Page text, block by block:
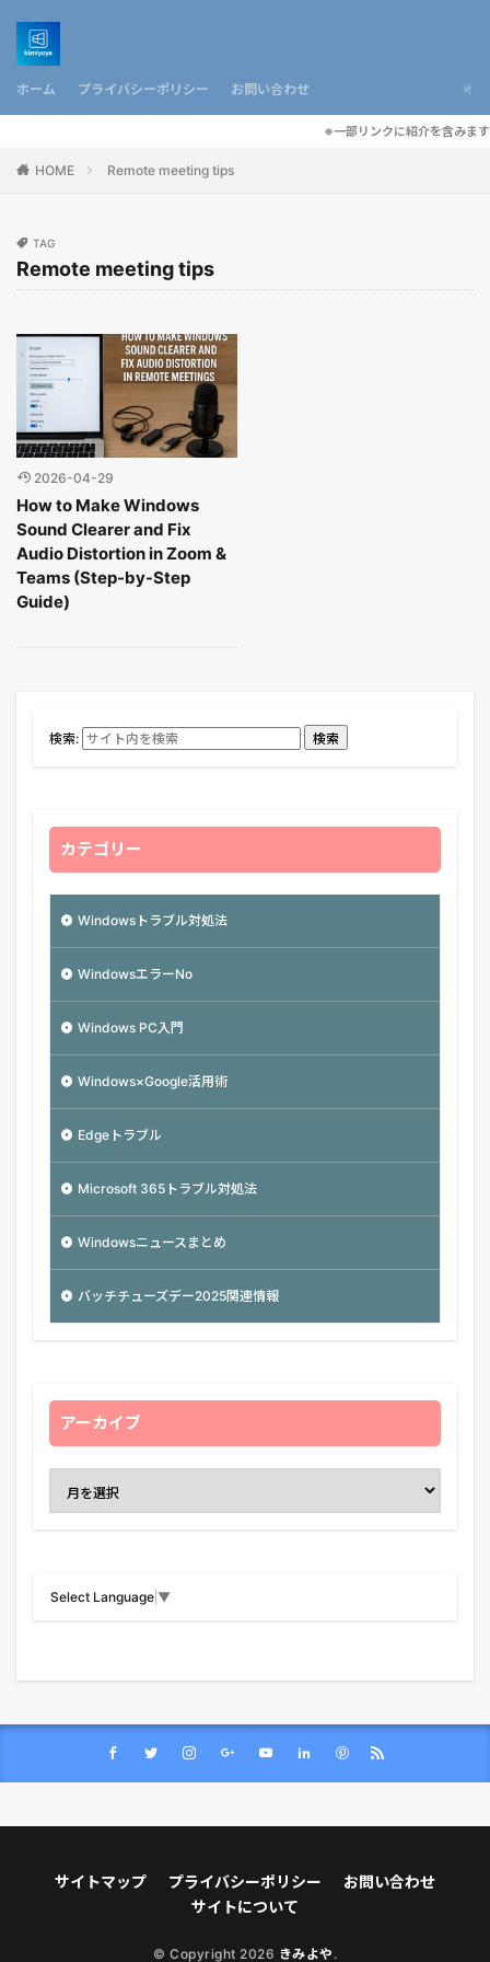
ホーム プライバシーポリシー お問い合わせ
※一部リンクに紹介を含みます
HOME Remote meeting tips
TAG
Remote meeting tips
2026-04-29
How to Make Windows
Sound Clearer and Fix
Audio Distortion in Zoom &
Teams (Step-by-Step
Guide)
検索: 検索
カテゴリー
Windowsトラブル対処法
WindowsエラーNo
Windows PC入門
Windows×Google活用術
Edgeトラブル
Microsoft 365トラブル対処法
Windowsニュースまとめ
バッチチューズデー2025関連情報
アーカイブ
Select Language ▼
サイトマップ プライバシーポリシー
お問い合わせ
サイトについて
© Copyright 2026 きみよや .